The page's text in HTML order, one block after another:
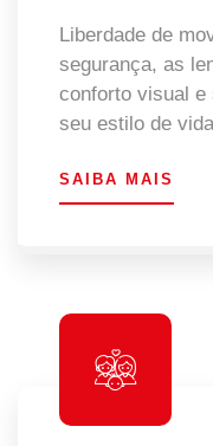
Liberdade de
segurança, as
conforto visual e
seu estilo de
SAIBA MAIS